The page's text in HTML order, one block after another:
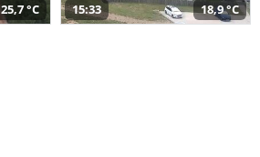
25,7 °C 15:33 18,9 °C